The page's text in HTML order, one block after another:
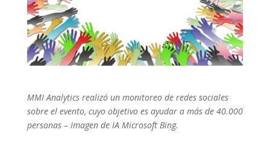
MMI Analytics realizó un monitoreo de redes sociales
sobre el evento, cuyo objetivo es ayudar a más de 40.000
personas – Imagen de IA Microsoft Bing.